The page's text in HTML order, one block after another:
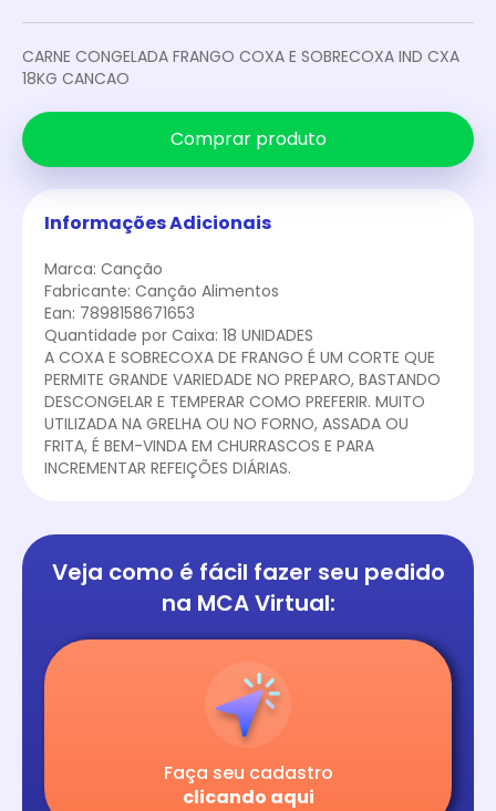
CARNE CONGELADA FRANGO COXA E SOBRECOXA IND CXA
18KG CANCAO
Comprar produto
Informações Adicionais
Marca: Canção
Fabricante: Canção Alimentos
Ean: 7898158671653
Quantidade por Caixa: 18 UNIDADES
A COXA E SOBRECOXA DE FRANGO É UM CORTE QUE
PERMITE GRANDE VARIEDADE NO PREPARO, BASTANDO
DESCONGELAR E TEMPERAR COMO PREFERIR. MUITO
UTILIZADA NA GRELHA OU NO FORNO, ASSADA OU
FRITA, É BEM-VINDA EM CHURRASCOS E PARA
INCREMENTAR REFEIÇÕES DIÁRIAS.
Veja como é fácil fazer seu pedido
na MCA Virtual:
Faça seu cadastro
clicando aqui